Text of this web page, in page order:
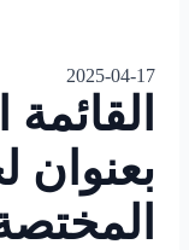
2025-04-17
بعنوان